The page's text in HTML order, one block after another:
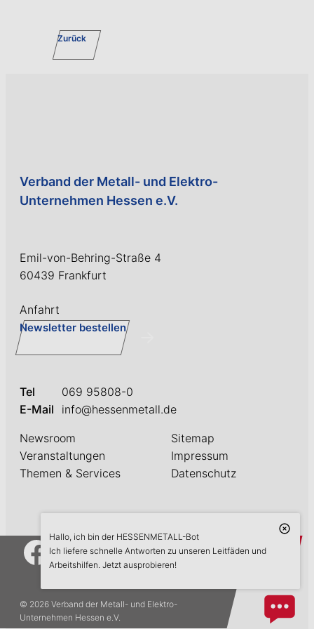
Zurück
Verband der Metall- und Elektro-
Unternehmen Hessen e.V.
Emil-von-Behring-Straße 4
60439 Frankfurt
Anfahrt
Newsletter bestellen
Tel
069 95808-0
E-Mail
info@hessenmetall.de
Newsroom
Veranstaltungen
Themen & Services
Sitemap
Impressum
Datenschutz
© 2026 Verband der Metall- und Elektro-
Unternehmen Hessen e.V.
Hallo, ich bin der HESSENMETALL-Bot
Ich liefere schnelle Antworten zu unseren Leitfäden und
Arbeitshilfen. Jetzt ausprobieren!